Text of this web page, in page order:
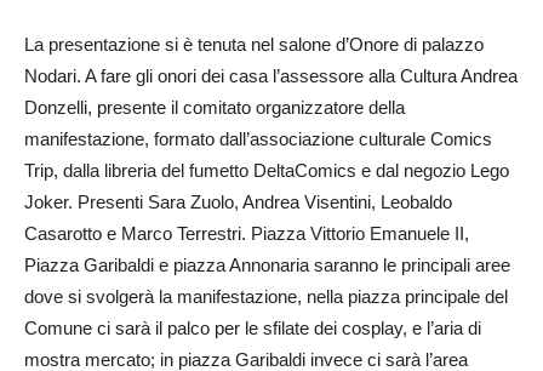
La presentazione si è tenuta nel salone d’Onore di palazzo
Nodari. A fare gli onori dei casa l’assessore alla Cultura Andrea
Donzelli, presente il comitato organizzatore della
manifestazione, formato dall’associazione culturale Comics
Trip, dalla libreria del fumetto DeltaComics e dal negozio Lego
Joker. Presenti Sara Zuolo, Andrea Visentini, Leobaldo
Casarotto e Marco Terrestri. Piazza Vittorio Emanuele II,
Piazza Garibaldi e piazza Annonaria saranno le principali aree
dove si svolgerà la manifestazione, nella piazza principale del
Comune ci sarà il palco per le sfilate dei cosplay, e l’aria di
mostra mercato; in piazza Garibaldi invece ci sarà l’area